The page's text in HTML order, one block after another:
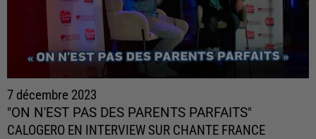
7 décembre 2023
"ON N'EST PAS DES PARENTS PARFAITS"
CALOGERO EN INTERVIEW SUR CHANTE FRANCE